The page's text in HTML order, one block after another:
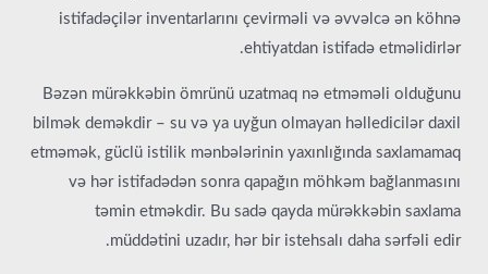
istifadəçilər inventarlarını çevirməli və əvvəlcə ən köhnə
ehtiyatdan istifadə etməlidirlər.
Bəzən mürəkkəbin ömrünü uzatmaq nə etməməli olduğunu
bilmək deməkdir – su və ya uyğun olmayan həlledicilər daxil
etməmək, güclü istilik mənbələrinin yaxınlığında saxlamamaq
və hər istifadədən sonra qapağın möhkəm bağlanmasını
təmin etməkdir. Bu sadə qayda mürəkkəbin saxlama
müddətini uzadır, hər bir istehsalı daha sərfəli edir.